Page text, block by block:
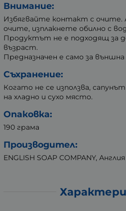
Внимание:
Избягвайте контакт с очите.
очите, изплакнете обилно с
Продуктът не е подходящ за
възраст.
Предназначен е само за
Съхранение:
Когато не се използва,
на хладно и сухо място.
Опаковка:
190 грама
Производител:
ENGLISH SOAP COMPANY, Англия